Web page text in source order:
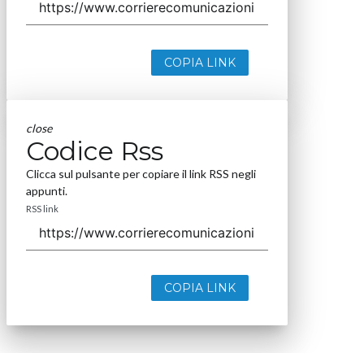
COPIA LINK
close
Codice Rss
Clicca sul pulsante per copiare il link RSS negli
appunti.
RSS link
COPIA LINK